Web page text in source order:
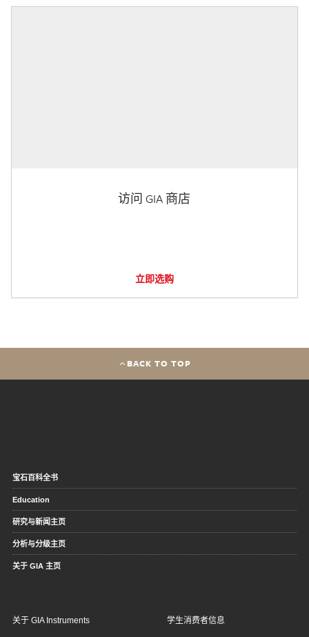
访问 GIA 商店
立即选购
BACK TO TOP
宝石百科全书
Education
研究与新闻主页
分析与分级主页
关于 GIA 主页
关于 GIA Instruments 学生消费者信息